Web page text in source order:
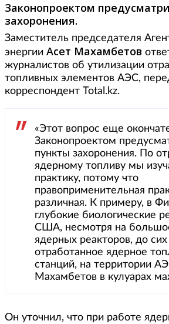
Законопроектом
захоронения.
Заместитель председателя
энергии Асет Махамбетов
журналистов об утилизации
топливных элементов АЭС,
корреспондент Total.kz.
«Этот вопрос еще
Законопроектом
пункты захоронения. По
ядерному топливу мы
практику, потому что
правоприменительная
различная. К примеру, в
глубокие биологические
США, несмотря на
ядерных реакторов, до
отработанное ядерное
станций, на территории
Махамбетов в кулуарах
Он уточнил, что при работе